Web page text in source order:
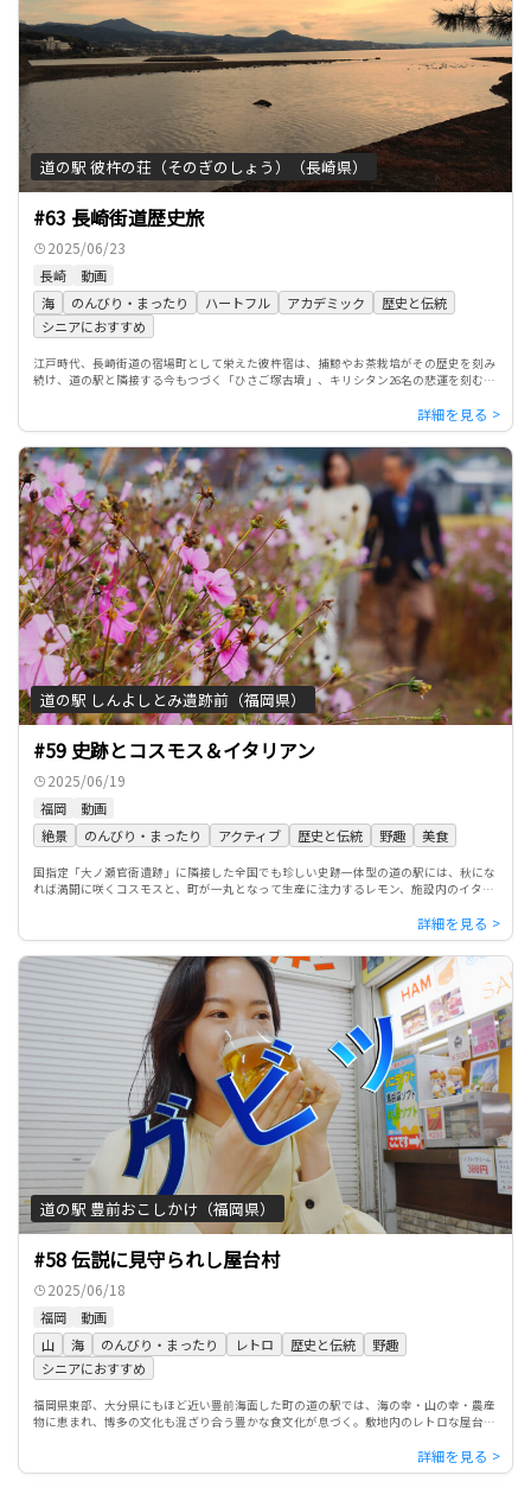
道の駅 彼杵の荘（そのぎのしょう）（長崎県）
#63 長崎街道歴史旅
2025/06/23
長崎
動画
海
のんびり・まったり ハートフル アカデミック
歴史と伝統
シニアにおすすめ
江戸時代、長崎街道の宿場町として栄えた彼杵宿は、捕鯨やお茶栽培がその歴史を刻み
続け、道の駅と隣接する今もつづく「ひさご塚古墳」、キリシタン26名の悲運を刻む浜
道の駅 しんよしとみ遺跡前（福岡県）
#59 史跡とコスモス＆イタリアン
2025/06/19
福岡
動画
絶景
のんびり・まったり アクティブ 歴史と伝統 野趣 美食
国指定「大ノ瀬官衙遺跡」に隣接した全国でも珍しい史跡一体型の道の駅には、秋にな
れば満開に咲くコスモスと、町が一丸となって生産に注力するレモン、施設内のイタリ
道の駅 豊前おこしかけ（福岡県）
#58 伝説に見守られし屋台村
2025/06/18
福岡
動画
山
海 のんびり・まったり レトロ 歴史と伝統
野趣
シニアにおすすめ
福岡県東部、大分県にもほど近い豊前海面した町の道の駅では、海の幸・山の幸・農産
物に恵まれ、博多の文化も混ざり合う豊かな食文化が息づく。敷地内のレトロな屋台村